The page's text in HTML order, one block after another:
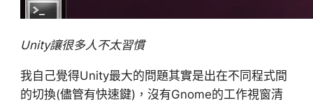
Unity讓很多人不太習慣
我自己覺得Unity最大的問題其實是出在不同程式間
的切換(儘管有快速鍵)，沒有Gnome的工作視窗清